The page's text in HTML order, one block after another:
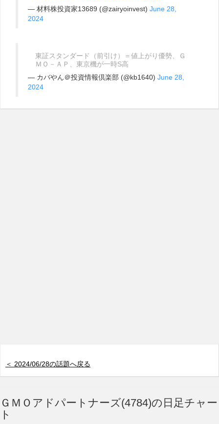
— 材料株投資家13689 (@zairyoinvest) June 28,
2024
東証スタンダード（前引け）＝値上がり優勢、Ｇ
ＭＯ－ＡＰ、東京機が一時S高
— カバやん＠投資情報倶楽部 (@kb1640) June 28,
2024
＜ 2024/06/28の話題へ戻る
ＧＭＯアドパートナーズ(4784)の日足チャー
ト